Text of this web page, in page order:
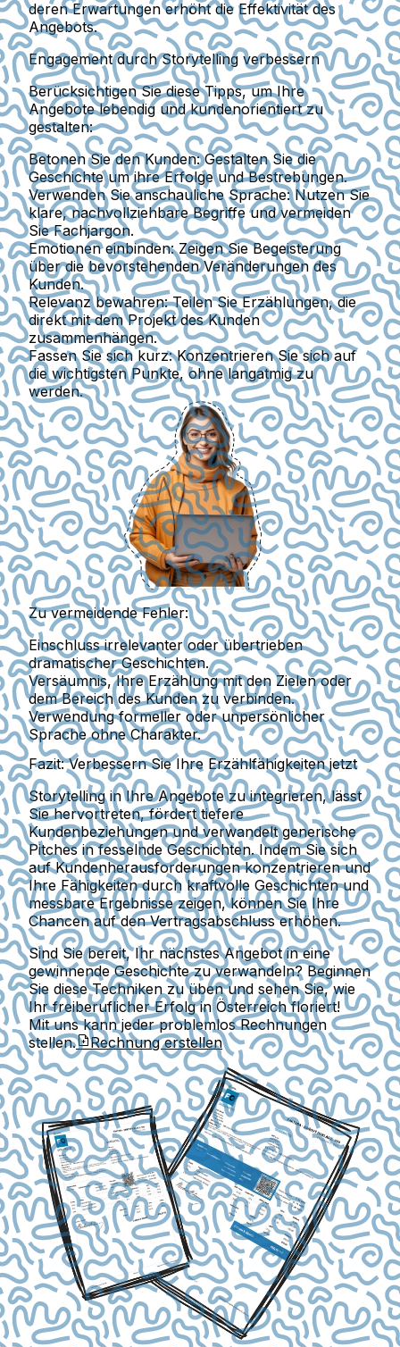
deren Erwartungen erhöht die Effektivität des
Angebots.
Engagement durch Storytelling verbessern
Berücksichtigen Sie diese Tipps, um Ihre
Angebote lebendig und kundenorientiert zu
gestalten:
Betonen Sie den Kunden:Gestalten Sie die
Geschichte um ihre Erfolge und Bestrebungen.
Verwenden Sie anschauliche Sprache:Nutzen Sie
klare, nachvollziehbare Begriffe und vermeiden
Sie Fachjargon.
Emotionen einbinden:Zeigen Sie Begeisterung
über die bevorstehenden Veränderungen des
Kunden.
Relevanz bewahren:Teilen Sie Erzählungen, die
direkt mit dem Projekt des Kunden
zusammenhängen.
Fassen Sie sich kurz:Konzentrieren Sie sich auf
die wichtigsten Punkte, ohne langatmig zu
werden.
Zu vermeidende Fehler:
Einschluss irrelevanter oder übertrieben
dramatischer Geschichten.
Versäumnis, Ihre Erzählung mit den Zielen oder
dem Bereich des Kunden zu verbinden.
Verwendung formeller oder unpersönlicher
Sprache ohne Charakter.
Fazit: Verbessern Sie Ihre Erzählfähigkeiten jetzt
Storytelling in Ihre Angebote zu integrieren, lässt
Sie hervortreten, fördert tiefere
Kundenbeziehungen und verwandelt generische
Pitches in fesselnde Geschichten. Indem Sie sich
auf Kundenherausforderungen konzentrieren und
Ihre Fähigkeiten durch kraftvolle Geschichten und
messbare Ergebnisse zeigen, können Sie Ihre
Chancen auf den Vertragsabschluss erhöhen.
Sind Sie bereit, Ihr nächstes Angebot in eine
gewinnende Geschichte zu verwandeln? Beginnen
Sie diese Techniken zu üben und sehen Sie, wie
Ihr freiberuflicher Erfolg in Österreich floriert!
Mit uns kann jeder problemlos Rechnungen
stellen.
Rechnung erstellen